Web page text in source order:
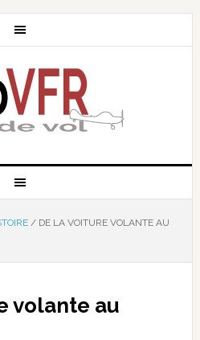
/DE LA VOITURE VOLANTE AU
volante au